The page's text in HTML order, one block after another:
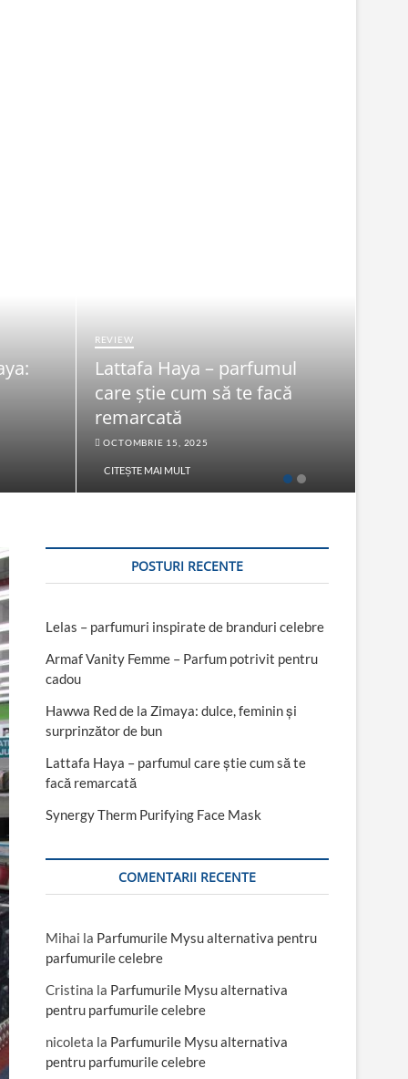
REVIEW
Lattafa Haya – parfumul
care știe cum să te facă
remarcată
OCTOMBRIE 15, 2025
CITEȘTE MAI MULT
POSTURI RECENTE
Lelas – parfumuri inspirate de branduri celebre
Armaf Vanity Femme – Parfum potrivit pentru
cadou
Hawwa Red de la Zimaya: dulce, feminin și
surprinzător de bun
Lattafa Haya – parfumul care știe cum să te
facă remarcată
Synergy Therm Purifying Face Mask
COMENTARII RECENTE
Mihai la Parfumurile Mysu alternativa pentru
parfumurile celebre
Cristina la Parfumurile Mysu alternativa
pentru parfumurile celebre
nicoleta la Parfumurile Mysu alternativa
pentru parfumurile celebre